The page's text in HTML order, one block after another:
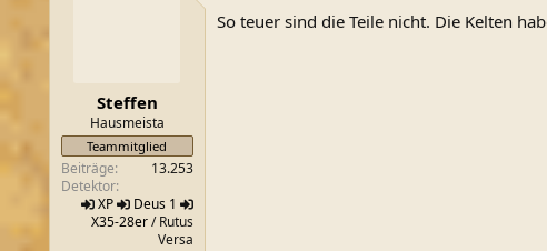
i
Steffen
Hausmeista
Teammitglied
Beiträge
13.253
Detektor
XP
Deus 1
X35-28er/ Rutus
Versa
So teuer sind die Teile nicht. Die Kelten